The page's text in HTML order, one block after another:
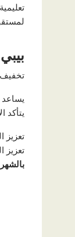
يساعد
يتأكد
تعزيز
تعزيز